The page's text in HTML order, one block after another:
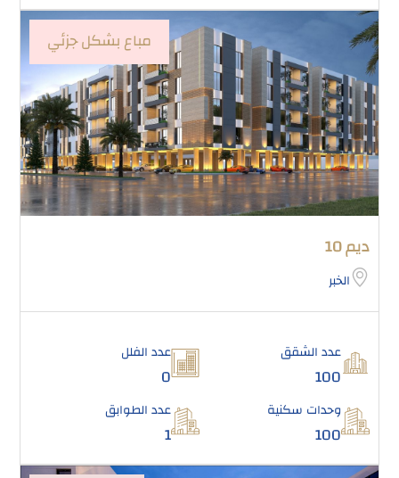
مباع بشكل جزئي
ديم 10
الخبر
عدد الشقق
100
عدد الفلل
0
وحدات سكنية
100
عدد الطوابق
1